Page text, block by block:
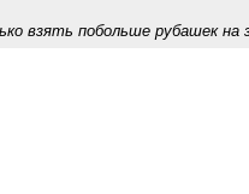
взять побольше рубашек на